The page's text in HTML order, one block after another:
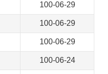
100-06-29
100-06-29
100-06-29
100-06-24